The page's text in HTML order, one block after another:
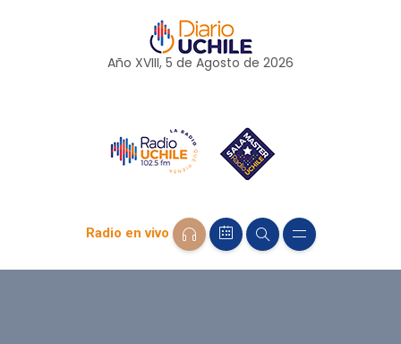
Año XVIII, 5 de Agosto de 2026
Radio en vivo